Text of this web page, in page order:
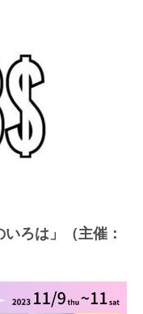
ろは」（主催：